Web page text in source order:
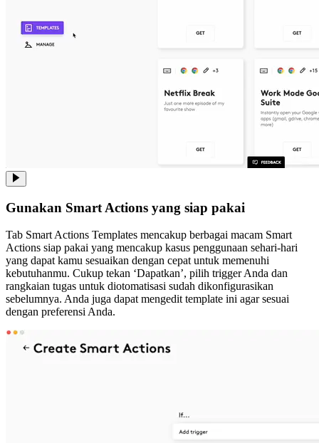
Gunakan Smart Actions yang siap pakai
Tab Smart Actions Templates mencakup berbagai macam Smart
Actions siap pakai yang mencakup kasus penggunaan sehari-hari
yang dapat kamu sesuaikan dengan cepat untuk memenuhi
kebutuhanmu. Cukup tekan ‘Dapatkan’, pilih trigger Anda dan
rangkaian tugas untuk diotomatisasi sudah dikonfigurasikan
sebelumnya. Anda juga dapat mengedit template ini agar sesuai
dengan preferensi Anda.